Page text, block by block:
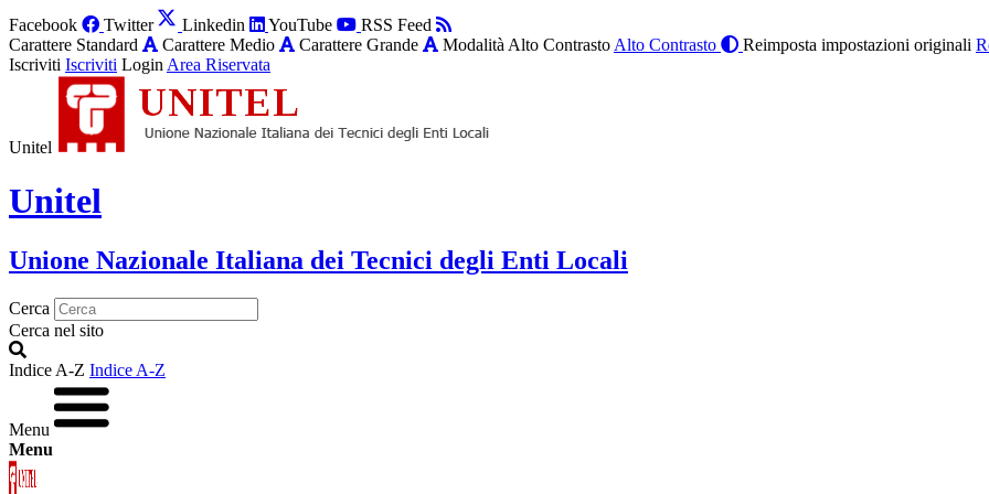
Facebook Twitter Linkedin YouTube
RSS Feed
Carattere Standard
Carattere Medio Carattere Grande Modalità Alto Contrasto Alto Contrasto Reimposta impostazioni originali
Iscriviti Iscriviti Login Area Riservata
Unitel
Unitel
Unione Nazionale Italiana dei Tecnici degli Enti Locali
Cerca
Cerca nel sito
Indice A-Z Indice A-Z
Menu
Menu